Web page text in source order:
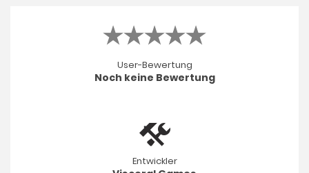
User-Bewertung
Noch keine Bewertung
Entwickler